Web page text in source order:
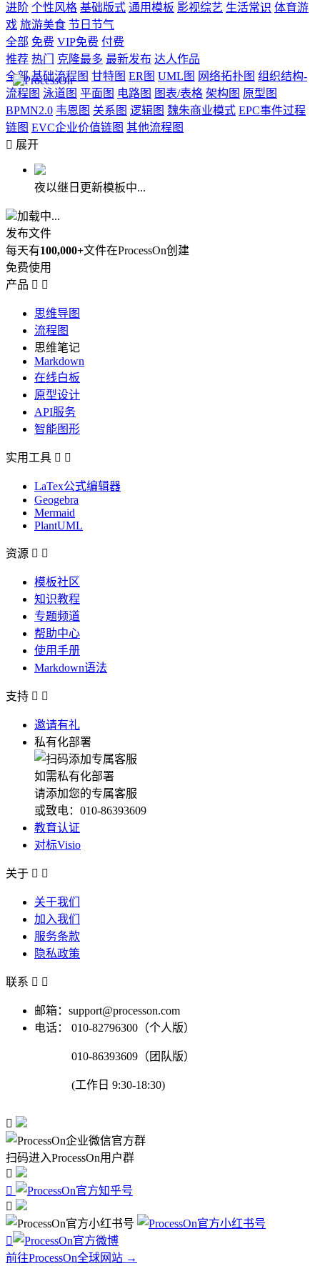
进阶 个性风格 基础版式 通用模板 影视综艺 生活常识 体育游
戏 旅游美食 节日节气
全部 免费 VIP免费 付费
推荐 热门 克隆最多 最新发布 达人作品
全部 基础流程图 甘特图 ER图 UML图 网络拓扑图 组织结构-
流程图 泳道图 平面图 电路图 图表/表格 架构图 原型图
BPMN2.0 韦恩图 关系图 逻辑图 魏朱商业模式 EPC事件过程
链图 EVC企业价值链图 其他流程图
 展开
夜以继日更新模板中...
加载中...
发布文件
每天有100,000+文件在ProcessOn创建
免费使用
产品  
思维导图
流程图
思维笔记
Markdown
在线白板
原型设计
API服务
智能图形
实用工具  
LaTex公式编辑器
Geogebra
Mermaid
PlantUML
资源  
模板社区
知识教程
专题频道
帮助中心
使用手册
Markdown语法
支持  
邀请有礼
私有化部署
如需私有化部署
请添加您的专属客服
或致电：010-86393609
教育认证
对标Visio
关于  
关于我们
加入我们
服务条款
隐私政策
联系  
邮箱：support@processon.com
电话：
010-82796300（个人版）
010-86393609（团队版）
(工作日 9:30-18:30)

扫码进入ProcessOn用户群




前往ProcessOn全球网站 →